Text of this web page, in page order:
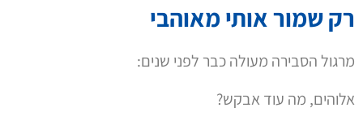
רק שמור אותי מאוהבי
מרגול הסבירה מעולה כבר לפני שנים:
אלוהים, מה עוד אבקש?